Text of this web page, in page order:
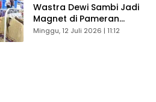
Wastra Dewi Sambi Jadi
Magnet di Pameran
Dekranasda, Banyak Diminati
Minggu, 12 Juli 2026 | 11:12